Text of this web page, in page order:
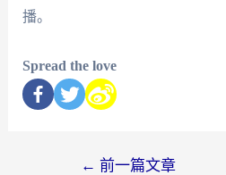
播。
Spread the love
← 前一篇文章